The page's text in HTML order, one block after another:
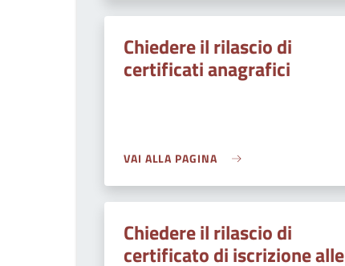
Chiedere il rilascio di
certificati anagrafici
VAI ALLA PAGINA
Chiedere il rilascio di
certificato di iscrizione alle